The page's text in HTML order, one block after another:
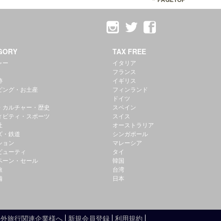
ー
ング・お土産
カルチャー・歴史
ビティ・スポーツ
・鉄道
ョン
ューティ
ーン・セール
TAX FREE
イタリア
フランス
イギリス
フィンランド
ドイツ
スペイン
スイス
オーストラリア
シンガポール
マレーシア
タイ
韓国
台湾
日本
旅行関連企業様へ 新規会員登録 利用規約